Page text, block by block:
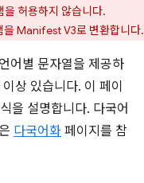
허용하지 않습니다.
을 Manifest V3로 변환합니다.
어별 문자열을 제공하
상 있습니다. 이 페이
을 설명합니다. 다국어
다국어화 페이지를 참